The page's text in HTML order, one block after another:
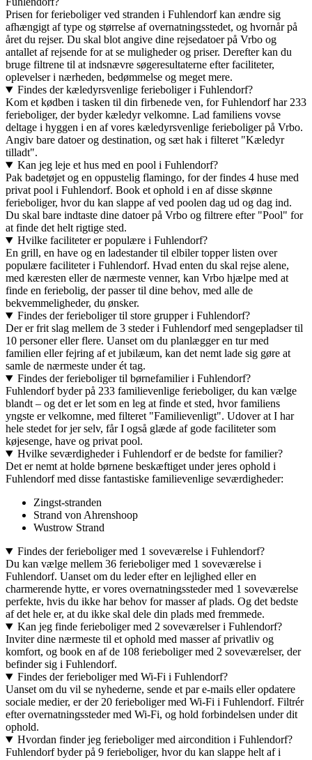
Prisen for ferieboliger ved stranden i Fuhlendorf kan ændre sig
afhængigt af type og størrelse af overnatningsstedet, og hvornår på
året du rejser. Du skal blot angive dine rejsedatoer på Vrbo og
antallet af rejsende for at se muligheder og priser. Derefter kan du
bruge filtrene til at indsnævre søgeresultaterne efter faciliteter,
oplevelser i nærheden, bedømmelse og meget mere.
Findes der kæledyrsvenlige ferieboliger i Fuhlendorf?
Kom et kødben i tasken til din firbenede ven, for Fuhlendorf har 233
ferieboliger, der byder kæledyr velkomne. Lad familiens vovse
deltage i hyggen i en af vores kæledyrsvenlige ferieboliger på Vrbo.
Angiv bare datoer og destination, og sæt hak i filteret "Kæledyr
tilladt".
Kan jeg leje et hus med en pool i Fuhlendorf?
Pak badetøjet og en oppustelig flamingo, for der findes 4 huse med
privat pool i Fuhlendorf. Book et ophold i en af disse skønne
ferieboliger, hvor du kan slappe af ved poolen dag ud og dag ind.
Du skal bare indtaste dine datoer på Vrbo og filtrere efter "Pool" for
at finde det helt rigtige sted.
Hvilke faciliteter er populære i Fuhlendorf?
En grill, en have og en ladestander til elbiler topper listen over
populære faciliteter i Fuhlendorf. Hvad enten du skal rejse alene,
med kæresten eller de nærmeste venner, kan Vrbo hjælpe med at
finde en feriebolig, der passer til dine behov, med alle de
bekvemmeligheder, du ønsker.
Findes der ferieboliger til store grupper i Fuhlendorf?
Der er frit slag mellem de 3 steder i Fuhlendorf med sengepladser til
10 personer eller flere. Uanset om du planlægger en tur med
familien eller fejring af et jubilæum, kan det nemt lade sig gøre at
samle de nærmeste under ét tag.
Findes der ferieboliger til børnefamilier i Fuhlendorf?
Fuhlendorf byder på 233 familievenlige ferieboliger, du kan vælge
blandt – og det er let som en leg at finde et sted, hvor familiens
yngste er velkomne, med filteret "Familievenligt". Udover at I har
hele stedet for jer selv, får I også glæde af gode faciliteter som
køjesenge, have og privat pool.
Hvilke seværdigheder i Fuhlendorf er de bedste for familier?
Det er nemt at holde børnene beskæftiget under jeres ophold i
Fuhlendorf med disse fantastiske familievenlige seværdigheder:
Zingst-stranden
Strand von Ahrenshoop
Wustrow Strand
Findes der ferieboliger med 1 soveværelse i Fuhlendorf?
Du kan vælge mellem 36 ferieboliger med 1 soveværelse i
Fuhlendorf. Uanset om du leder efter en lejlighed eller en
charmerende hytte, er vores overnatningssteder med 1 soveværelse
perfekte, hvis du ikke har behov for masser af plads. Og det bedste
af det hele er, at du ikke skal dele din plads med fremmede.
Kan jeg finde ferieboliger med 2 soveværelser i Fuhlendorf?
Inviter dine nærmeste til et ophold med masser af privatliv og
komfort, og book en af de 108 ferieboliger med 2 soveværelser, der
befinder sig i Fuhlendorf.
Findes der ferieboliger med Wi-Fi i Fuhlendorf?
Uanset om du vil se nyhederne, sende et par e-mails eller opdatere
sociale medier, er der 20 ferieboliger med Wi-Fi i Fuhlendorf. Filtrér
efter overnatningssteder med Wi-Fi, og hold forbindelsen under dit
ophold.
Hvordan finder jeg ferieboliger med aircondition i Fuhlendorf?
Fuhlendorf byder på 9 ferieboliger, hvor du kan slappe helt af i